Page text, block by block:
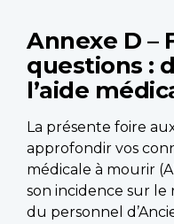
Annexe D –
questions :
l’aide
La présente foire
approfondir vos
médicale à mourir
son incidence sur le
du personnel